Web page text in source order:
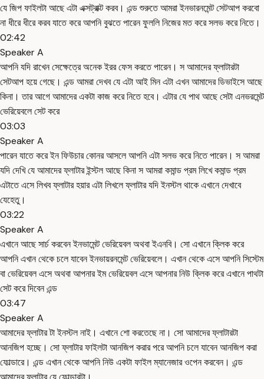
যে জিপ ফাইলটা আছে এটা এক্সট্রাক্ট করব। এন্ড শুরুতে আমরা ইনভারনমেন্ট সেটআপ করবো
না ধীরে ধীরে করব যাতে করে আপনি বুঝতে পারেন ফুললি নিজের মত করে সলভ করে নিতে।
02:42
Speaker A
আপনি যদি রাখেন সেক্ষেত্রে অনেক ইরর ফেস করতে পারেন। স আমাদের ফ্লাটারটা
সেটআপ হয়ে গেছে। এন্ড আমরা দেখব যে এটা আই মিন এটা এখন আমাদের ডিভাইসে আছে
কিনা। তার আগে আমাদের একটা কাজ করে নিতে হবে। এটার যে পাথ আছে সেটা এনভরমেন্ট
ভেরিয়েবলে সেট করে
03:03
Speaker A
পারেন যাতে করে ইন ফিউচার কোনর আসলে আপনি এটা সলভ করে নিতে পারেন। স আমরা
যদি দেখি যে আমাদের ফ্লাটার ইন্স্টল আছে কিনা স আমরা কমান্ড প্রম লিখে কমান্ড প্রম
এটাতে এসে লিখব ফ্লাটার হয়ার এটা লিখলে ফ্লাটার যদি ইনস্টল থাকে এখানে দেখাবে
যেহেতু।
03:22
Speaker A
এখানে আছে সার্চ করবেন ইনভামেন্ট ভেরিয়েবল অথবা ইএনবি। সো এখানে ক্লিক করে
আপনি এখান থেকে চলে যাবেন ইনভায়রনমেন্ট ভেরিয়েবলে। এখান থেকে এসে আপনি সিস্টেম
বা ভেরিয়েবল এসে অথবা আপনার ইম ভেরিয়েবল এসে আপনার নিউ ক্লিক করে এখানে পাথটা
সেট করে দিবেন এন্ড
03:47
Speaker A
আমাদের ফ্লাটার টা ইনস্টল নাই। এখানে শো করতেছে না। সো আমাদের ফ্লাটারটা
আনজিপ হচ্ছে। সো ফ্লাটার ফাইলটা আনজিপ করার পরে আপনি চলে যাবেন আনজিপ করা
ফোল্ডারে। এন্ড এখান থেকে আপনি নিউ একটা ফাইল ম্যানেজার ওপেন করবেন। এন্ড